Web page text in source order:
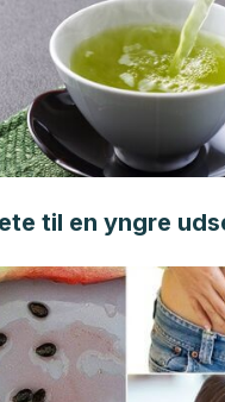
til en yngre